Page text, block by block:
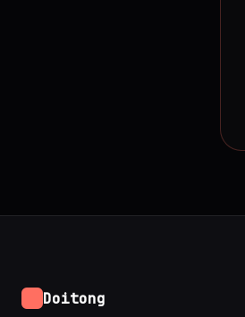
Doitong